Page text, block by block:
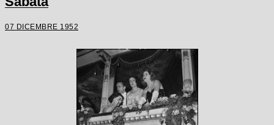
07 DICEMBRE 1952